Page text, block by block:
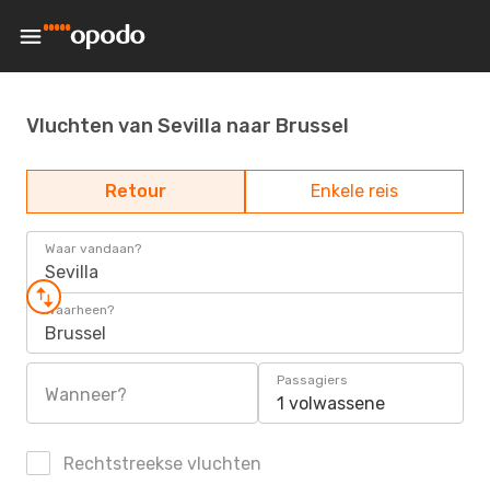
Vluchten van Sevilla naar Brussel
Retour Enkele reis
Waar vandaan?
Sevilla
Waarheen?
Brussel
Wanneer?
Passagiers
1 volwassene
Rechtstreekse vluchten